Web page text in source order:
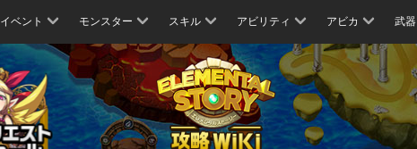
イベント モンスター スキル アビリティ アビカ 武器